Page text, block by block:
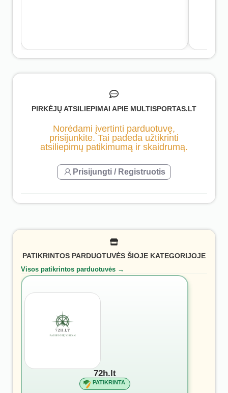
PIRKĖJŲ ATSILIEPIMAI APIE MULTISPORTAS.LT
Norėdami įvertinti parduotuvę,
prisijunkite. Tai padeda užtikrinti
atsiliepimų patikimumą ir skaidrumą.
Prisijungti / Registruotis
PATIKRINTOS PARDUOTUVĖS ŠIOJE KATEGORIJOJE
Visos patikrintos parduotuvės →
72h.lt
PATIKRINTA